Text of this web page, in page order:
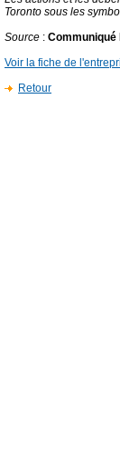
Toronto sous les
Source : Communiqué
Voir la fiche de
Retour